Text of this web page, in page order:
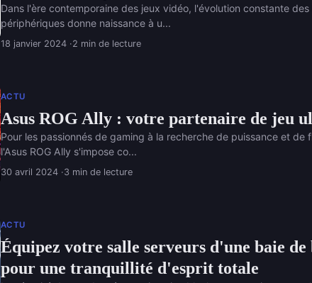
Dans l'ère contemporaine des jeux vidéo, l'évolution constante
périphériques donne naissance à u...
18 janvier 2024 2 min de lecture
ACTU
Asus ROG Ally : votre partenaire de jeu
Pour les passionnés de gaming à la recherche de puissance et
l'Asus ROG Ally s'impose co...
30 avril 2024 3 min de lecture
ACTU
Équipez votre salle serveurs d'une baie de
pour une tranquillité d'esprit totale